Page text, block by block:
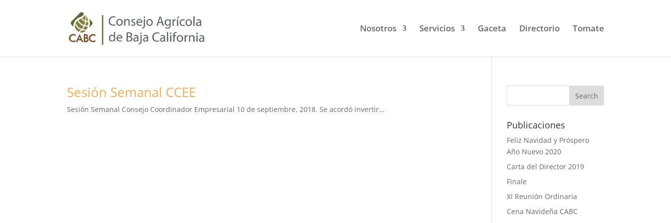
Nosotros Servicios Gaceta Directorio Tomate
Sesión Semanal CCEE
Sesión Semanal Consejo Coordinador Empresarial 10 de septiembre, 2018. Se acordó invertir…
Publicaciones
Feliz Navidad y Próspero
Año Nuevo 2020
Carta del Director 2019
Finale
XI Reunión Ordinaria
Cena Navideña CABC